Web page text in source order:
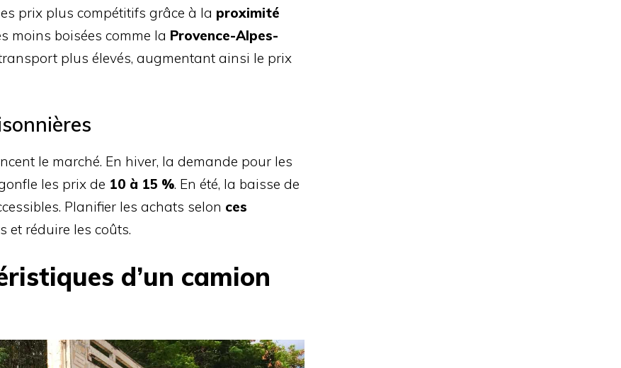
prix plus compétitifs grâce à la proximité
moins boisées comme la Provence-Alpes-
plus élevés, augmentant ainsi le prix
le marché. En hiver, la demande pour les
les prix de 10 à 15 %. En été, la baisse de
Planifier les achats selon ces
et réduire les coûts.
d’un camion